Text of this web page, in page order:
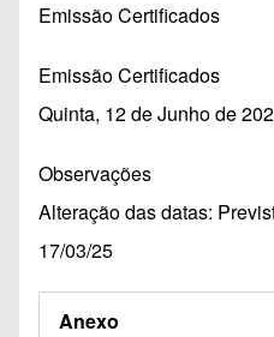
Emissão Certificados
Emissão Certificados
Quinta, 12 de Junho de
Observações
Alteração das datas:
17/03/25
Anexo